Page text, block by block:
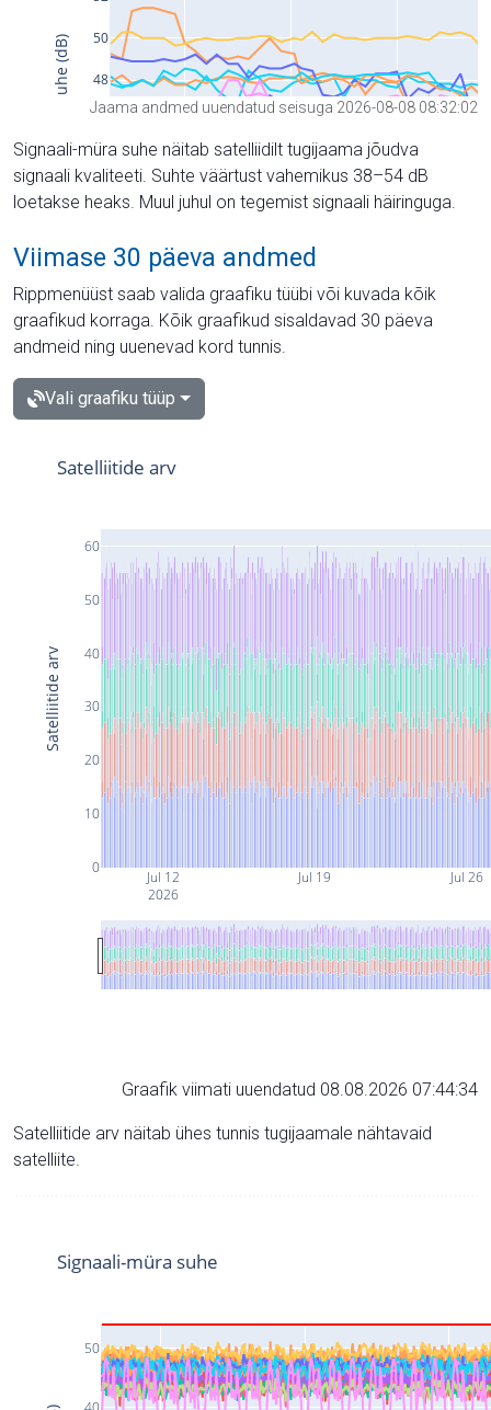
Jaama andmed uuendatud seisuga 2026-08-08 08:32:02
Signaali-müra suhe näitab satelliidilt tugijaama jõudva
signaali kvaliteeti. Suhte väärtust vahemikus 38–54 dB
loetakse heaks. Muul juhul on tegemist signaali häiringuga.
Viimase 30 päeva andmed
Rippmenüüst saab valida graafiku tüübi või kuvada kõik
graafikud korraga. Kõik graafikud sisaldavad 30 päeva
andmeid ning uuenevad kord tunnis.
Vali graafiku tüüp
Jul 12
2026
Jul 19 Jul 26
0
10
20
30
40
50
60
Satelliitide arv
Satelliitide arv
Graafik viimati uuendatud 08.08.2026 07:44:34
Satelliitide arv näitab ühes tunnis tugijaamale nähtavaid
satelliite.
50
Signaali-müra suhe